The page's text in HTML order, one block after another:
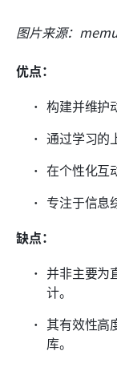
图片来源：
优点：
构建并维护
通过学习的
在个性化互
专注于信息
缺点：
并非主要为
计。
其有效性高
库。